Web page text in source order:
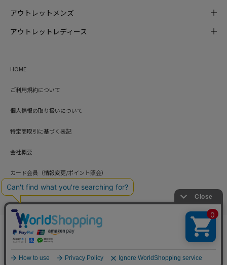
アウトレットメンズ
アウトレットレディース
HOME
ご利用規約について
個人情報の取り扱いについて
特定商取引に基づく表記
会社概要
カード会員（情報変更/ポイント照会）
Copyright © HARUYAMA TRADING CO.,LTD. All Rights Reserved.